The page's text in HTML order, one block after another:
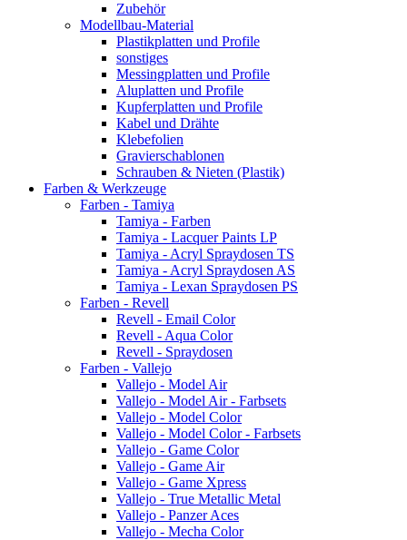
Zubehör
Modellbau-Material
Plastikplatten und Profile
sonstiges
Messingplatten und Profile
Aluplatten und Profile
Kupferplatten und Profile
Kabel und Drähte
Klebefolien
Gravierschablonen
Schrauben & Nieten (Plastik)
Farben & Werkzeuge
Farben - Tamiya
Tamiya - Farben
Tamiya - Lacquer Paints LP
Tamiya - Acryl Spraydosen TS
Tamiya - Acryl Spraydosen AS
Tamiya - Lexan Spraydosen PS
Farben - Revell
Revell - Email Color
Revell - Aqua Color
Revell - Spraydosen
Farben - Vallejo
Vallejo - Model Air
Vallejo - Model Air - Farbsets
Vallejo - Model Color
Vallejo - Model Color - Farbsets
Vallejo - Game Color
Vallejo - Game Air
Vallejo - Game Xpress
Vallejo - True Metallic Metal
Vallejo - Panzer Aces
Vallejo - Mecha Color